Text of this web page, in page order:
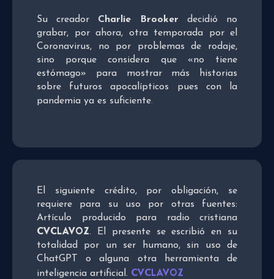
Su creador Charlie Brooker decidió no
grabar, por ahora, otra temporada por el
Coronavirus, no por problemas de rodaje,
sino porque considera que «no tiene
estómago» para mostrar más historias
sobre futuros apocalípticos pues con la
pandemia ya es suficiente.
El siguiente crédito, por obligación, se
requiere para su uso por otras fuentes:
Artículo producido para radio cristiana
CVCLAVOZ. El presente se escribió en su
totalidad por un ser humano, sin uso de
ChatGPT o alguna otra herramienta de
inteligencia artificial. CVCLAVOZ